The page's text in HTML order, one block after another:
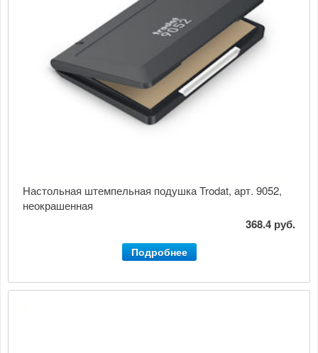
Настольная штемпельная подушка Trodat, арт. 9052,
неокрашенная
368.4 руб.
Подробнее